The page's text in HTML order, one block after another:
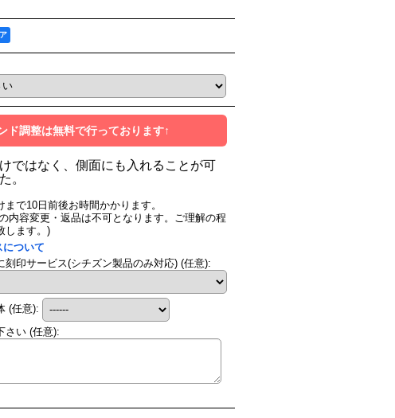
ド調整は無料で行っております↑
ではなく、側面にも入れることが可
。
で10日前後お時間かかります。
内容変更・返品は不可となります。ご理解の程
します。)
について
刻印サービス(シチズン製品のみ対応) (任意):
(任意):
さい (任意):